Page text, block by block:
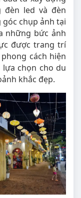
đèn led và đèn
chụp ảnh tại
những bức ảnh
được trang trí
cách hiện
chọn cho du
khắc đẹp.